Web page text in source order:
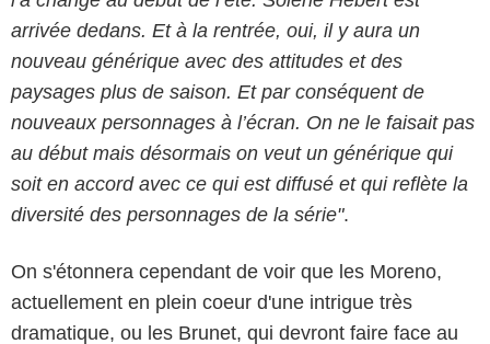
arrivée dedans. Et à la rentrée, oui, il y aura un
nouveau générique avec des attitudes et des
paysages plus de saison. Et par conséquent de
nouveaux personnages à l’écran. On ne le faisait pas
au début mais désormais on veut un générique qui
soit en accord avec ce qui est diffusé et qui reflète la
diversité des personnages de la série".
On s'étonnera cependant de voir que les Moreno,
actuellement en plein coeur d'une intrigue très
dramatique, ou les Brunet, qui devront faire face au